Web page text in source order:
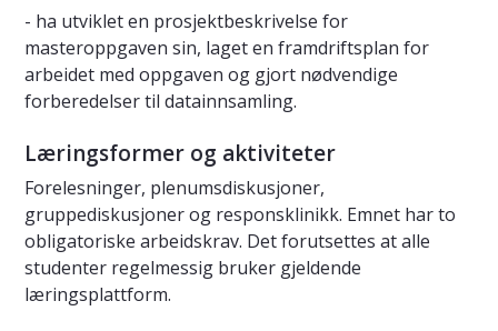
- ha utviklet en prosjektbeskrivelse for
masteroppgaven sin, laget en framdriftsplan for
arbeidet med oppgaven og gjort nødvendige
forberedelser til datainnsamling.
Læringsformer og aktiviteter
Forelesninger, plenumsdiskusjoner,
gruppediskusjoner og responsklinikk. Emnet har to
obligatoriske arbeidskrav. Det forutsettes at alle
studenter regelmessig bruker gjeldende
læringsplattform.